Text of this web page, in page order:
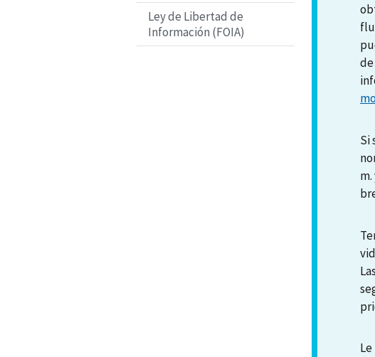
Ley de Libertad de
Información (FOIA)
Si